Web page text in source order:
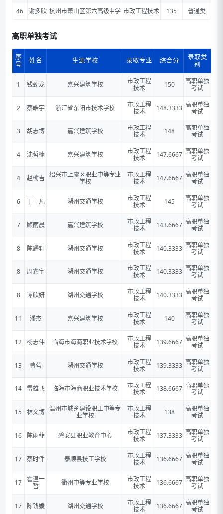
46
谢多欣 杭州市萧山区第六高级中学 市政工程技术 135 普通类
高职单独考试
序
号
姓名 生源学校 录取专业 综合分
录取类
别
1 钱劲龙 嘉兴建筑学校
市政工程
技术
150
高职单独
考试
2 蔡皓宇 浙江省东阳市技术学校
市政工程
技术
148.3333 高职单独
考试
3 胡志博 嘉兴建筑学校
市政工程
技术
148
高职单独
考试
4 沈哲楠 嘉兴建筑学校
市政工程
技术
147.6667 高职单独
考试
4 赵榆吉 绍兴市上虞区职业中等专业
学校
市政工程
技术
147.6667 高职单独
考试
6 丁一凡 湖州交通学校
市政工程
技术
145
高职单独
考试
7 顾雨晨 嘉兴建筑学校
市政工程
技术
143.6667 高职单独
考试
8 陈耀轩 湖州交通学校
市政工程
技术
140.3333 高职单独
考试
8 周鑫宇 湖州交通学校
市政工程
技术
140.3333 高职单独
考试
8 谭欣妍 湖州交通学校
市政工程
技术
140.3333 高职单独
考试
11 潘杰 嘉兴建筑学校
市政工程
技术
140
高职单独
考试
12 杨志伟 临海市海商职业技术学校
市政工程
技术
139.6667 高职单独
考试
13 曹营 湖州交通学校
市政工程
技术
139.3333 高职单独
考试
14 雷雄飞 临海市海商职业技术学校
市政工程
技术
138.6667 高职单独
考试
15 林文博 温州市城乡建设职工中等专
业学校
市政工程
技术
138
高职单独
考试
16 陈雨菲 磐安县职业教育中心
市政工程
技术
137.3333 高职单独
考试
17 蔡时件 泰顺县技工学校
市政工程
技术
136.6667 高职单独
考试
17 霍温一
哲
衢州中等专业学校
市政工程
技术
136.6667 高职单独
考试
17 陈钱媛 湖州交通学校
市政工程
技术
136.6667 高职单独
考试